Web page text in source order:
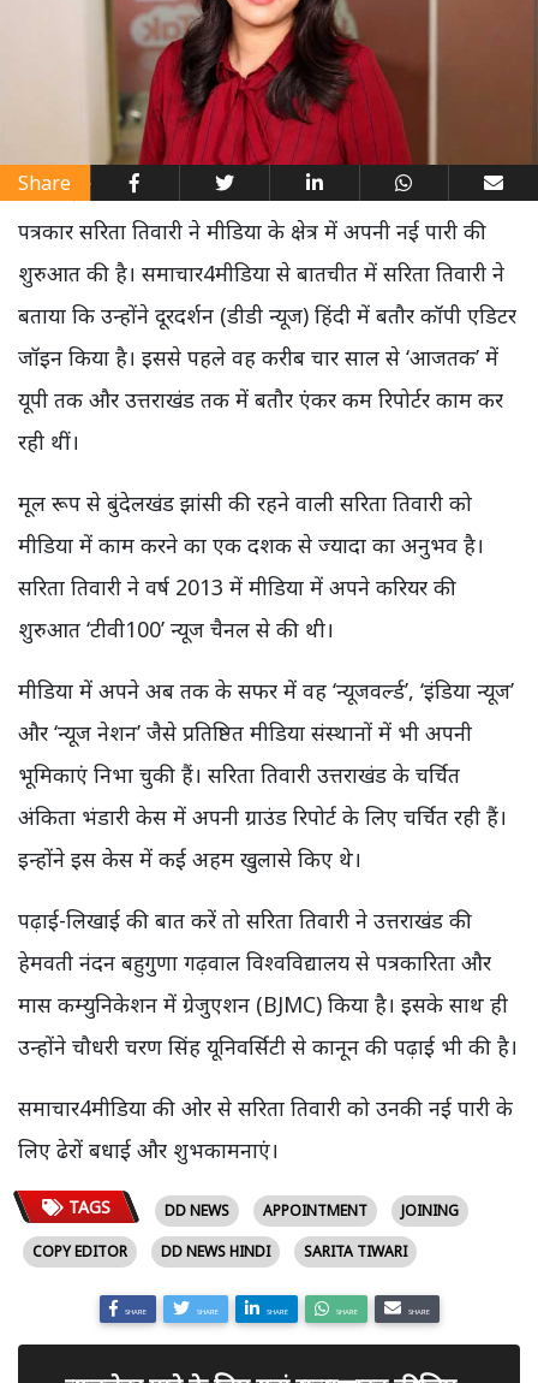
Share
पत्रकार सरिता तिवारी ने मीडिया के क्षेत्र में अपनी नई पारी की
शुरुआत की है। समाचार4मीडिया से बातचीत में सरिता तिवारी ने
बताया कि उन्होंने दूरदर्शन (डीडी न्यूज) हिंदी में बतौर कॉपी एडिटर
जॉइन किया है। इससे पहले वह करीब चार साल से ‘आजतक’ में
यूपी तक और उत्तराखंड तक में बतौर एंकर कम रिपोर्टर काम कर
रही थीं।
मूल रूप से बुंदेलखंड झांसी की रहने वाली सरिता तिवारी को
मीडिया में काम करने का एक दशक से ज्यादा का अनुभव है।
सरिता तिवारी ने वर्ष 2013 में मीडिया में अपने करियर की
शुरुआत ‘टीवी100’ न्यूज चैनल से की थी।
मीडिया में अपने अब तक के सफर में वह ‘न्यूजवर्ल्ड’, ‘इंडिया न्यूज’
और ‘न्यूज नेशन’ जैसे प्रतिष्ठित मीडिया संस्थानों में भी अपनी
भूमिकाएं निभा चुकी हैं। सरिता तिवारी उत्तराखंड के चर्चित
अंकिता भंडारी केस में अपनी ग्राउंड रिपोर्ट के लिए चर्चित रही हैं।
इन्होंने इस केस में कई अहम खुलासे किए थे।
पढ़ाई-लिखाई की बात करें तो सरिता तिवारी ने उत्तराखंड की
हेमवती नंदन बहुगुणा गढ़वाल विश्वविद्यालय से पत्रकारिता और
मास कम्युनिकेशन में ग्रेजुएशन (BJMC) किया है। इसके साथ ही
उन्होंने चौधरी चरण सिंह यूनिवर्सिटी से कानून की पढ़ाई भी की है।
समाचार4मीडिया की ओर से सरिता तिवारी को उनकी नई पारी के
लिए ढेरों बधाई और शुभकामनाएं।
TAGS DD NEWS APPOINTMENT
JOINING
COPY EDITOR
DD NEWS HINDI SARITA TIWARI
SHARE SHARE SHARE SHARE SHARE